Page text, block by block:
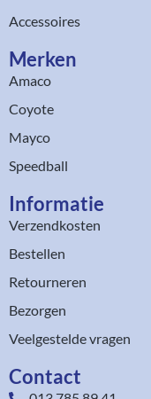
Accessoires
Merken
Amaco
Coyote
Mayco
Speedball
Informatie
Verzendkosten
Bestellen
Retourneren
Bezorgen
Veelgestelde vragen
Contact